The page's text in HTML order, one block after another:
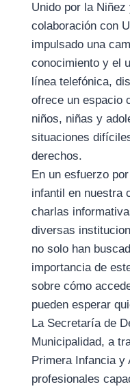
Unido por la
colaboración con
impulsado una
conocimiento y el
línea telefónica,
ofrece un espacio
niños, niñas y
situaciones
derechos.
En un esfuerzo
infantil en nuestra
charlas
diversas
no solo han
importancia de
sobre cómo
pueden esperar
La Secretaría de
Municipalidad, a
Primera Infancia y
profesionales